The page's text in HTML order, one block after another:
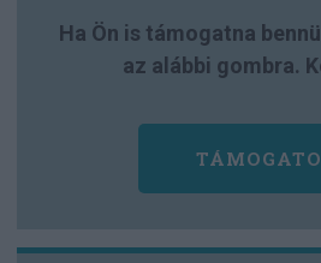
Ha Ön is támogatna
az alábbi gombra.